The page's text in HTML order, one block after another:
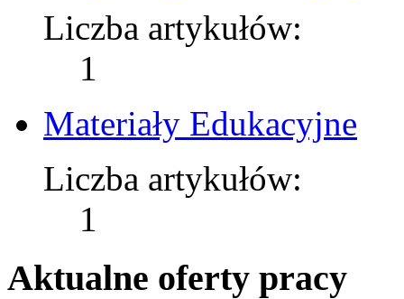
Liczba artykułów:
1
Materiały Edukacyjne
Liczba artykułów:
1
Aktualne oferty pracy